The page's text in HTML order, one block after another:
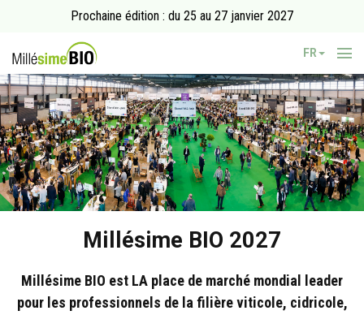
Prochaine édition : du 25 au 27 janvier 2027
FR
Millésime BIO 2027
Millésime BIO est LA place de marché mondial leader
pour les professionnels de la filière viticole, cidricole,